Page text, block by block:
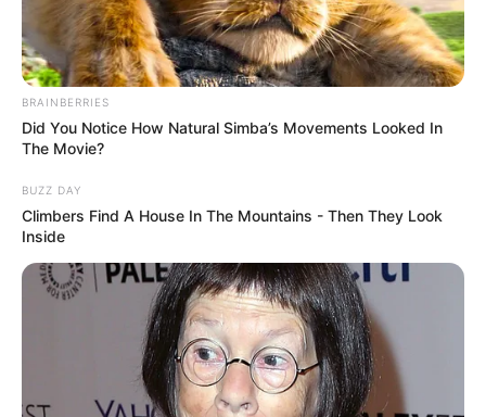
Saúde descredencia mais de 9 mil
estabelecimentos do Farmácia
Popular.
01:00 Brasil ,Ministério da Saúde,Notícia,SUS
BRAINBERRIES
Did You Notice How Natural Simba’s Movements Looked In
The Movie?
BUZZ DAY
Climbers Find A House In The Mountains - Then They Look
Inside